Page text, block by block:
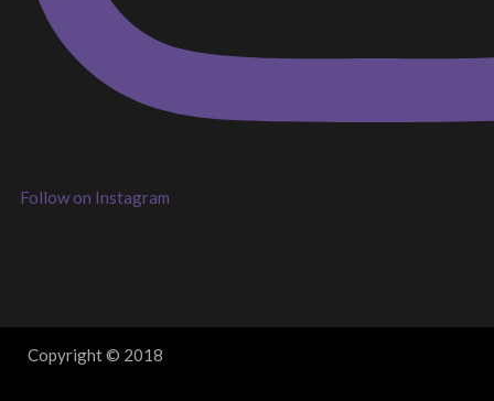
Follow on Instagram
Copyright © 2018